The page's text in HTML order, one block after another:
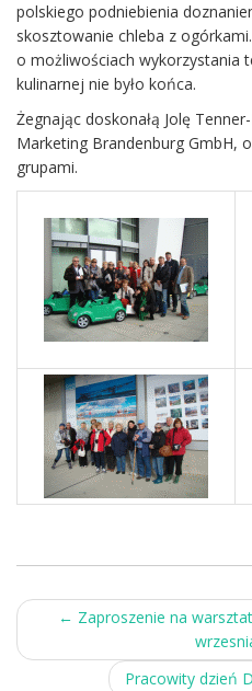
polskiego podniebienia
skosztowanie chleba z
o możliwościach wykorzystania
kulinarnej nie było końca.
Żegnając doskonałą Jolę
Marketing Brandenburg GmbH,
grupami.
Post
navigation
← Zaproszenie na
Pracowity dzień